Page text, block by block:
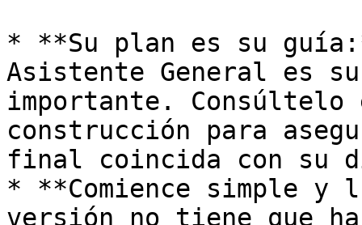
* **Su plan es su
Asistente General es
importante. Consúltelo
construcción para
final coincida con su
* **Comience simple y
versión no tiene que